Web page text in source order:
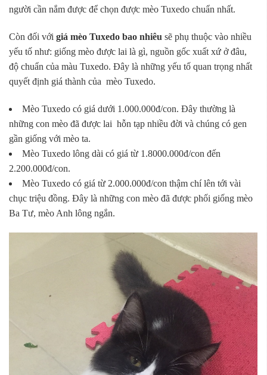
người cần nắm được để chọn được mèo Tuxedo chuẩn nhất.
Còn đối với giá mèo Tuxedo bao nhiêu sẽ phụ thuộc vào nhiều
yếu tố như: giống mèo được lai là gì, nguồn gốc xuất xứ ở đâu,
độ chuẩn của màu Tuxedo. Đây là những yếu tố quan trọng nhất
quyết định giá thành của mèo Tuxedo.
Mèo Tuxedo có giá dưới 1.000.000đ/con. Đây thường là
những con mèo đã được lai hỗn tạp nhiều đời và chúng có gen
gần giống với mèo ta.
Mèo Tuxedo lông dài có giá từ 1.8000.000đ/con đến
2.200.000đ/con.
Mèo Tuxedo có giá từ 2.000.000đ/con thậm chí lên tới vài
chục triệu đồng. Đây là những con mèo đã được phối giống mèo
Ba Tư, mèo Anh lông ngắn.